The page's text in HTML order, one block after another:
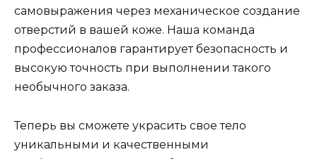
самовыражения через механическое создание
отверстий в вашей коже. Наша команда
профессионалов гарантирует безопасность и
высокую точность при выполнении такого
необычного заказа.
Теперь вы сможете украсить свое тело
уникальными и качественными